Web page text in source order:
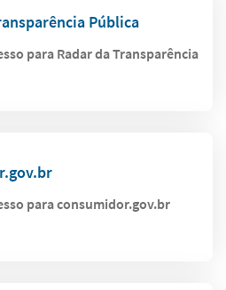
Pública
para Radar da Transparência
para consumidor.gov.br